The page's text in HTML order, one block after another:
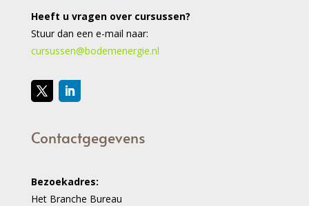
Heeft u vragen over cursussen?
Stuur dan een e-mail naar:
cursussen@bodemenergie.nl
Contactgegevens
Bezoekadres:
Het Branche Bureau